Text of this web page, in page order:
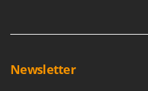
W
Waldner
Newsletter